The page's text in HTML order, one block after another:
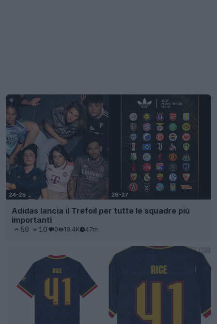
Adidas lancia il Trefoil per tutte le squadre più
importanti
59 10 0 18.4K 47m